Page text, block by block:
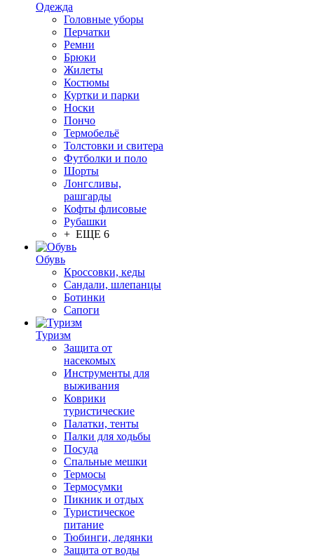
Одежда
Головные уборы
Перчатки
Ремни
Брюки
Жилеты
Костюмы
Куртки и парки
Носки
Пончо
Термобельё
Толстовки и свитера
Футболки и поло
Шорты
Лонгсливы,
рашгарды
Кофты флисовые
Рубашки
+ ЕЩЕ 6
Обувь
Кроссовки, кеды
Сандали, шлепанцы
Ботинки
Сапоги
Туризм
Защита от
насекомых
Инструменты для
выживания
Коврики
туристические
Палатки, тенты
Палки для ходьбы
Посуда
Спальные мешки
Термосы
Термосумки
Пикник и отдых
Туристическое
питание
Тюбинги, ледянки
Защита от воды